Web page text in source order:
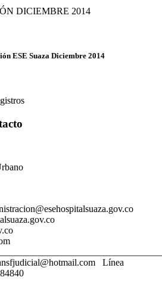
DICIEMBRE 2014
ESE Suaza Diciembre 2014
- Huila
Línea